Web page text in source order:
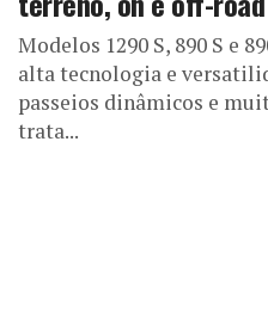
Modelos 1290 S, 890 S e
alta tecnologia e
passeios dinâmicos e
trata...